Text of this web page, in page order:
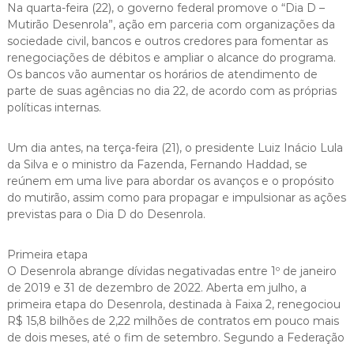
Na quarta-feira (22), o governo federal promove o “Dia D –
Mutirão Desenrola”, ação em parceria com organizações da
sociedade civil, bancos e outros credores para fomentar as
renegociações de débitos e ampliar o alcance do programa.
Os bancos vão aumentar os horários de atendimento de
parte de suas agências no dia 22, de acordo com as próprias
políticas internas.
Um dia antes, na terça-feira (21), o presidente Luiz Inácio Lula
da Silva e o ministro da Fazenda, Fernando Haddad, se
reúnem em uma live para abordar os avanços e o propósito
do mutirão, assim como para propagar e impulsionar as ações
previstas para o Dia D do Desenrola.
Primeira etapa
O Desenrola abrange dívidas negativadas entre 1º de janeiro
de 2019 e 31 de dezembro de 2022. Aberta em julho, a
primeira etapa do Desenrola, destinada à Faixa 2, renegociou
R$ 15,8 bilhões de 2,22 milhões de contratos em pouco mais
de dois meses, até o fim de setembro. Segundo a Federação